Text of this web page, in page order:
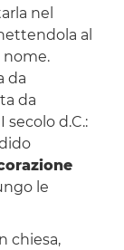
nel
al
nome.
da
da
secolo d.C.:
le
chiesa,